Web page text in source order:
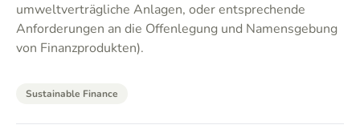
umweltverträgliche Anlagen, oder entsprechende
Anforderungen an die Offenlegung und Namensgebung
von Finanzprodukten).
Sustainable Finance